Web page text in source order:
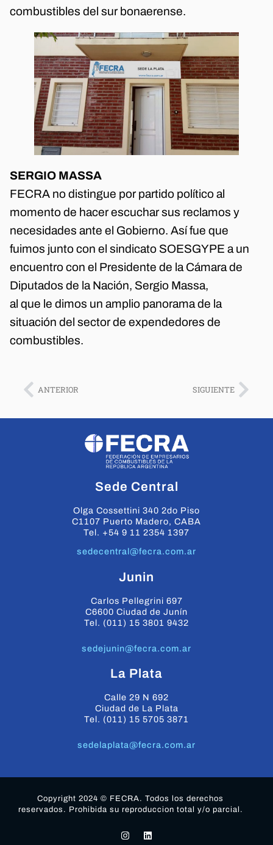
combustibles del sur bonaerense.
SERGIO MASSA
FECRA no distingue por partido político al
momento de hacer escuchar sus reclamos y
necesidades ante el Gobierno. Así fue que
fuimos junto con el sindicato SOESGYPE a un
encuentro con el Presidente de la Cámara de
Diputados de la Nación, Sergio Massa,
al que le dimos un amplio panorama de la
situación del sector de expendedores de
combustibles.
ANTERIOR SIGUIENTE
Sede Central
Olga Cossettini 340 2do Piso
C1107 Puerto Madero, CABA
Tel. +54 9 11 2354 1397
sedecentral@fecra.com.ar
Junin
Carlos Pellegrini 697
C6600 Ciudad de Junín
Tel. (011) 15 3801 9432
sedejunin@fecra.com.ar
La Plata
Calle 29 N 692
Ciudad de La Plata
Tel. (011) 15 5705 3871
sedelaplata@fecra.com.ar
Copyright 2024 © FECRA. Todos los derechos
reservados. Prohibida su reproduccion total y/o parcial.